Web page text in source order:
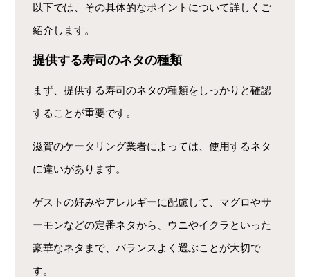
以下では、その具体的なポイントについて詳しくご
紹介します。
提供する寿司のネタの種類
まず、提供する寿司のネタの種類をしっかりと確認
することが重要です。
滋賀のケータリング業者によっては、使用するネタ
に違いがあります。
ゲストの好みやアレルギーに配慮して、マグロやサ
ーモンなどの定番ネタから、ウニやイクラといった
豪華なネタまで、バランスよく選ぶことが大切で
す。